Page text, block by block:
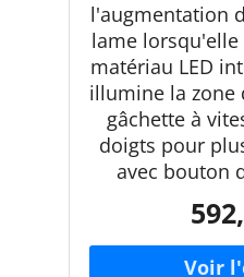
l'augmentation
lame lorsqu'elle
matériau LED
illumine la zone
gâchette à
doigts pour
avec bouton